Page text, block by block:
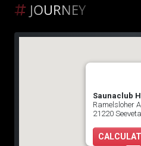
JOURNEY
Saunaclub
Ramelsloher
21220